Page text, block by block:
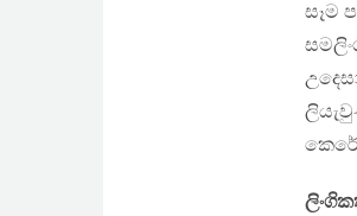
සෑම